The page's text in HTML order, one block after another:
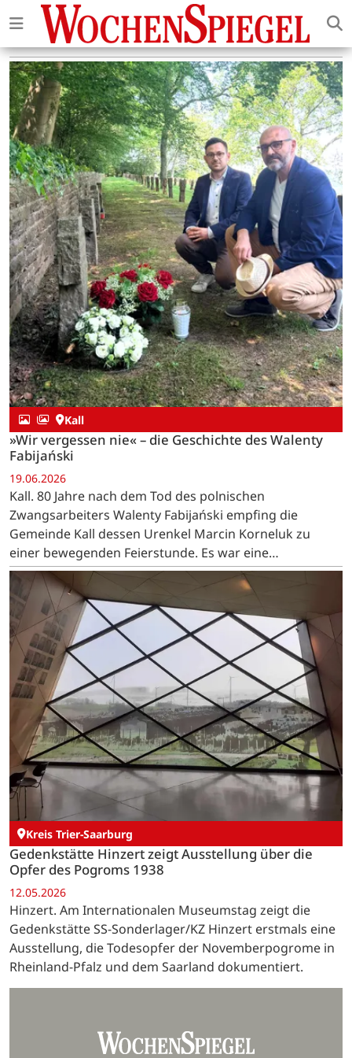
Kall
»Wir vergessen nie« – die Geschichte des Walenty
Fabijański
19.06.2026
Kall. 80 Jahre nach dem Tod des polnischen
Zwangsarbeiters Walenty Fabijański empfing die
Gemeinde Kall dessen Urenkel Marcin Korneluk zu
einer bewegenden Feierstunde. Es war eine
Begegnung, die Geschichte lebendig werden ließ – und
ein stilles Zeichen der…
Kreis Trier-Saarburg
Gedenkstätte Hinzert zeigt Ausstellung über die
Opfer des Pogroms 1938
12.05.2026
Hinzert. Am Internationalen Museumstag zeigt die
Gedenkstätte SS-Sonderlager/KZ Hinzert erstmals eine
Ausstellung, die Todesopfer der Novemberpogrome in
Rheinland-Pfalz und dem Saarland dokumentiert.